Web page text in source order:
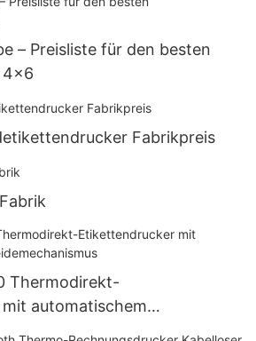
– Preisliste für den besten
4x6
Fabrikpreis
Thermodirekt-
automatischem